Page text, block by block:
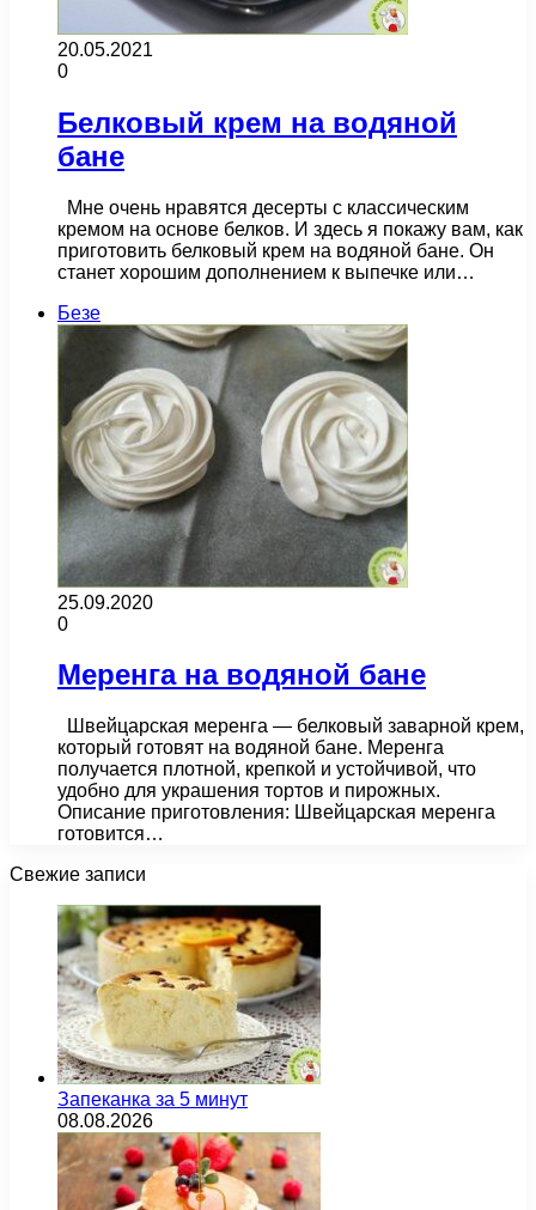
20.05.2021
0
Белковый крем на водяной
бане
Мне очень нравятся десерты с классическим
кремом на основе белков. И здесь я покажу вам, как
приготовить белковый крем на водяной бане. Он
станет хорошим дополнением к выпечке или…
Безе
25.09.2020
0
Меренга на водяной бане
Швейцарская меренга — белковый заварной крем,
который готовят на водяной бане. Меренга
получается плотной, крепкой и устойчивой, что
удобно для украшения тортов и пирожных.
Описание приготовления: Швейцарская меренга
готовится…
Свежие записи
Запеканка за 5 минут
08.08.2026